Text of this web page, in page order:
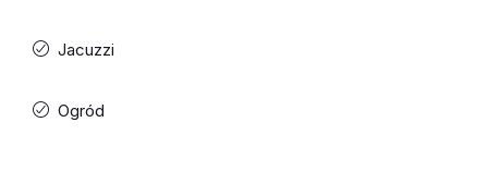
Jacuzzi
Ogród